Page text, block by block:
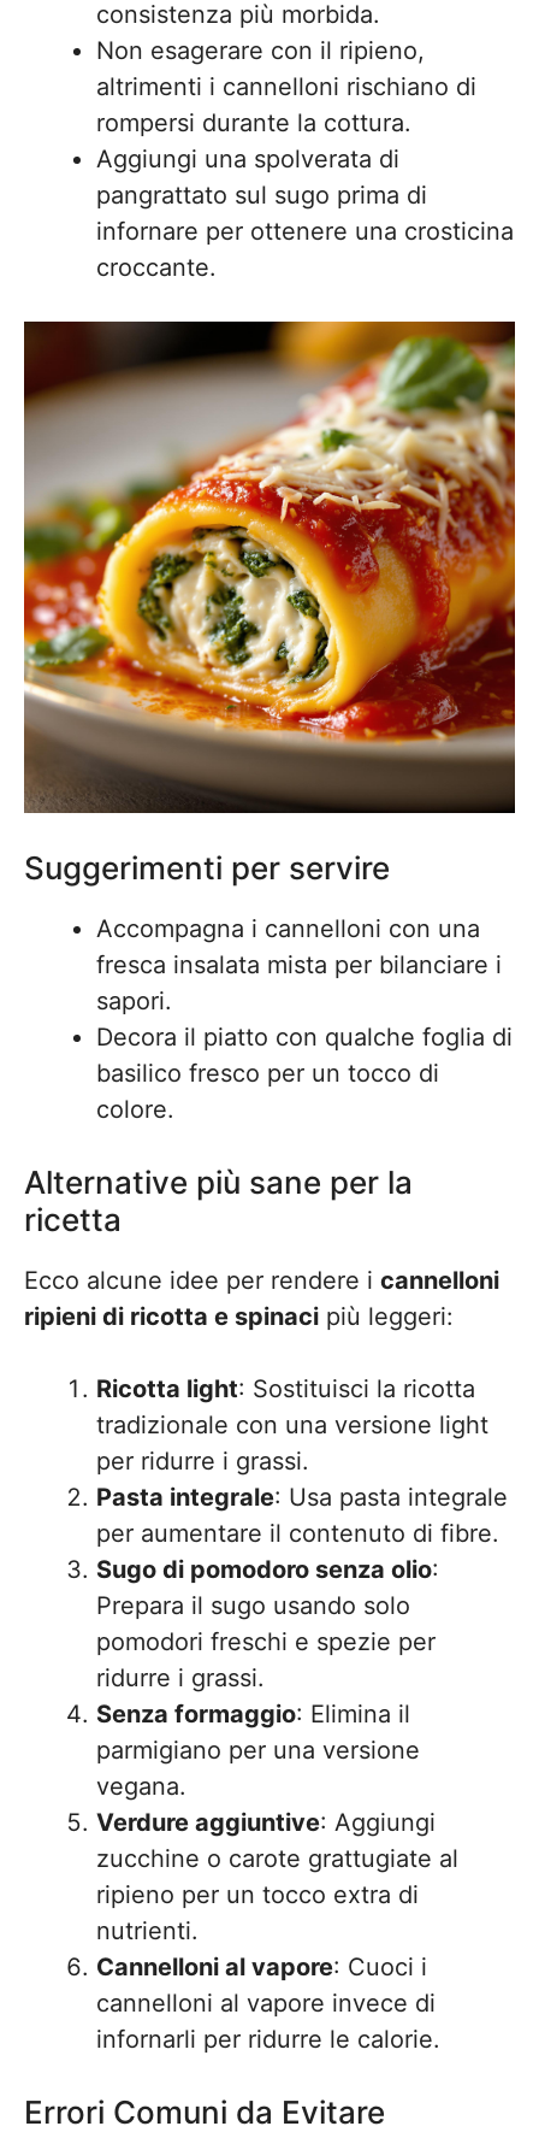
consistenza più morbida.
Non esagerare con il ripieno,
altrimenti i cannelloni rischiano di
rompersi durante la cottura.
Aggiungi una spolverata di
pangrattato sul sugo prima di
infornare per ottenere una crosticina
croccante.
Suggerimenti per servire
Accompagna i cannelloni con una
fresca insalata mista per bilanciare i
sapori.
Decora il piatto con qualche foglia di
basilico fresco per un tocco di
colore.
Alternative più sane per la
ricetta
Ecco alcune idee per rendere i cannelloni
ripieni di ricotta e spinaci più leggeri:
Ricotta light: Sostituisci la ricotta
tradizionale con una versione light
per ridurre i grassi.
Pasta integrale: Usa pasta integrale
per aumentare il contenuto di fibre.
Sugo di pomodoro senza olio:
Prepara il sugo usando solo
pomodori freschi e spezie per
ridurre i grassi.
Senza formaggio: Elimina il
parmigiano per una versione
vegana.
Verdure aggiuntive: Aggiungi
zucchine o carote grattugiate al
ripieno per un tocco extra di
nutrienti.
Cannelloni al vapore: Cuoci i
cannelloni al vapore invece di
infornarli per ridurre le calorie.
Errori Comuni da Evitare